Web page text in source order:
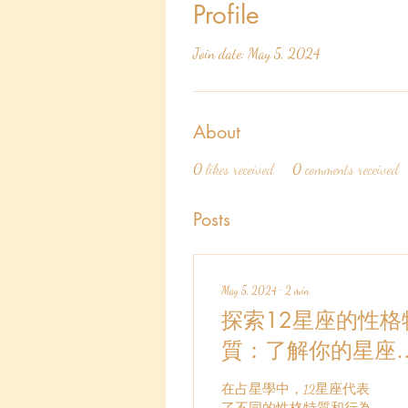
Profile
Join date: May 5, 2024
About
0 likes received 0 comments received
Posts
May 5, 2024 ∙ 2 min
探索12星座的性格
質：了解你的星座
何影響你的個性
在占星學中，12星座代表